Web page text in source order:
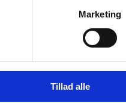
Marketing
Tillad alle